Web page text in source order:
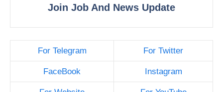
Join Job And News Update
For Telegram For Twitter
FaceBook Instagram